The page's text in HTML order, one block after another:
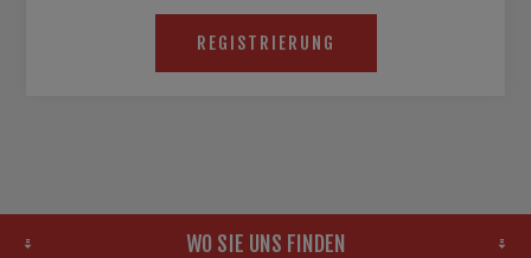
REGISTRIERUNG
WO SIE UNS FINDEN